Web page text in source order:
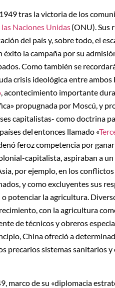
tras la victoria de los
Naciones Unidas(ONU). Sus
del país y, sobre todo, el
éxito la campaña por su
Como también se
crisis ideológica entre
, acontecimiento importante
propugnada por Moscú, y
capitalistas- como doctrina
del entonces llamado «
feroz competencia por
capitalista, aspiraban a
por ejemplo, en los
y como excluyentes sus
potenciar la agricultura.
con la agricultura
de técnicos y obreros
China ofreció a
precarios sistemas sanitarios
marco de su «diplomacia